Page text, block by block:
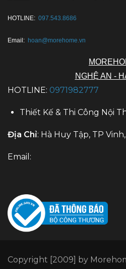
HOTLINE: 097.543.8686
Email: hoan@morehome.vn
NGHỆ AN -
HOTLINE: 0971982777
Thiết Kế & Thi Công Nội
Địa Chỉ: Hà Huy Tập, TP
Email:
Copyright [2009] by